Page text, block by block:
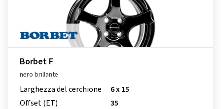
Borbet F
nero brillante
Larghezza del cerchione
6 x 15
Offset (ET)
35